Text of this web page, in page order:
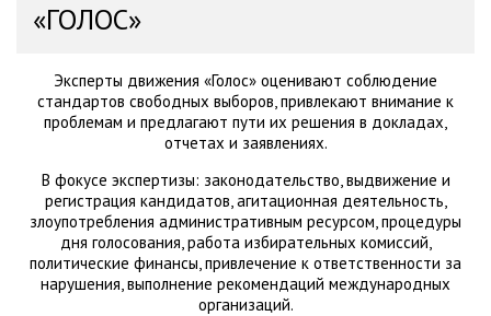
«ГОЛОС»
Эксперты движения «Голос» оценивают соблюдение
стандартов свободных выборов, привлекают внимание к
проблемам и предлагают пути их решения в докладах,
отчетах и заявлениях.
В фокусе экспертизы: законодательство, выдвижение и
регистрация кандидатов, агитационная деятельность,
злоупотребления административным ресурсом, процедуры
дня голосования, работа избирательных комиссий,
политические финансы, привлечение к ответственности за
нарушения, выполнение рекомендаций международных
организаций.